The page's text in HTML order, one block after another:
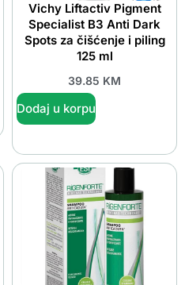
Vichy Liftactiv Pigment
Specialist B3 Anti Dark
Spots za čišćenje i piling
125 ml
39.85 KM
Dodaj u korpu